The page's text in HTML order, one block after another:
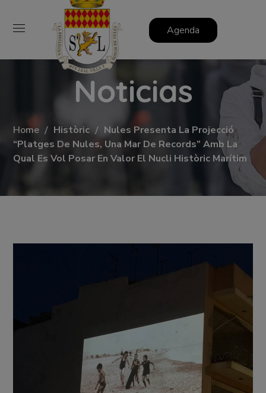
Agenda
Noticias
Home Històric
Nules Presenta La Projecció
“Platges De Nules, Una Mar De Records” Amb La
Qual Es Vol Posar En Valor El Nucli Històric Marítim